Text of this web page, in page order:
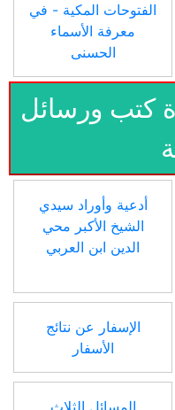
الفتوحات المكية - في
معرفة الأسماء
الحسنى
كتب ورسائل
أدعية وأوراد سيدي
الشيخ الأكبر محي
الدين ابن العربي
الإسفار عن نتائج
الأسفار